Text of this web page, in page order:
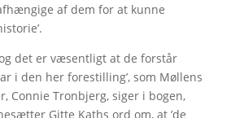
af dem for at kunne
og det er væsentligt at de forstår
i den her forestilling’, som Møllens
Connie Tronbjerg, siger i bogen,
Gitte Kaths ord om, at ’de